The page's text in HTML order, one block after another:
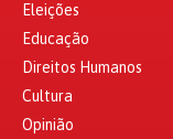
Eleições
Educação
Direitos Humanos
Cultura
Opinião